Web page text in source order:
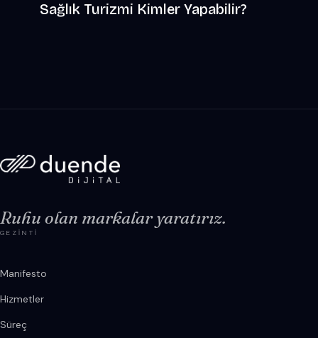
Sağlık Turizmi Kimler Yapabilir?
Ruhu olan markalar yaratırız.
GEZINTI
Manifesto
Hizmetler
Süreç